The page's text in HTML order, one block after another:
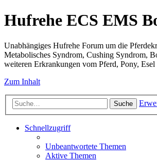
Hufrehe ECS EMS
Unabhängiges Hufrehe Forum um die
Metabolisches Syndrom, Cushing Syndrom,
weiteren Erkrankungen vom Pferd, Pony,
Zum Inhalt
Suche
Schnellzugriff
Unbeantwortete Themen
Aktive Themen